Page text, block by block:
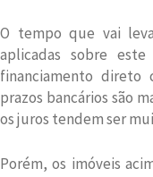
O tempo que vai
aplicadas sobre
financiamento direto
prazos bancários são
os juros tendem ser
Porém, os imóveis